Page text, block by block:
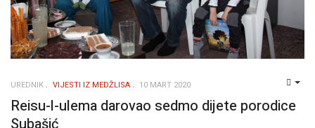
UREDNIK VIJESTI IZ MEDŽLISA 10 MART 2020
Reisu-l-ulema darovao sedmo dijete porodice
Subašić